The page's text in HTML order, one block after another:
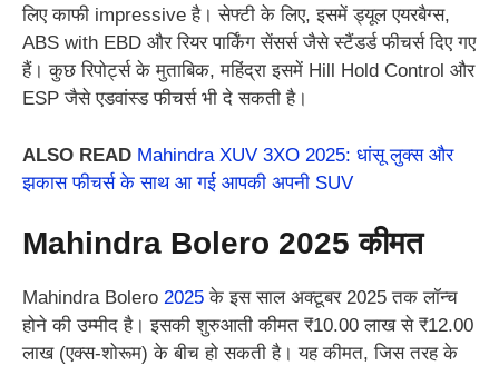
लिए काफी impressive है। सेफ्टी के लिए, इसमें ड्यूल एयरबैग्स,
ABS with EBD और रियर पार्किंग सेंसर्स जैसे स्टैंडर्ड फीचर्स दिए गए
हैं। कुछ रिपोर्ट्स के मुताबिक, महिंद्रा इसमें Hill Hold Control और
ESP जैसे एडवांस्ड फीचर्स भी दे सकती है।
ALSO READ Mahindra XUV 3XO 2025: धांसू लुक्स और
झकास फीचर्स के साथ आ गई आपकी अपनी SUV
Mahindra Bolero 2025कीमत
Mahindra Bolero 2025के इस साल अक्टूबर 2025 तक लॉन्च
होने की उम्मीद है। इसकी शुरुआती कीमत ₹10.00 लाख से ₹12.00
लाख (एक्स-शोरूम) के बीच हो सकती है। यह कीमत, जिस तरह के